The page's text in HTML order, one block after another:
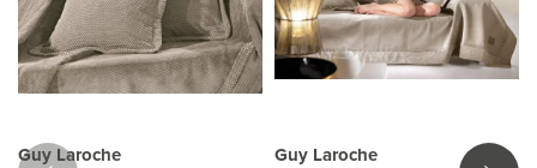
Guy Laroche Guy Laroche